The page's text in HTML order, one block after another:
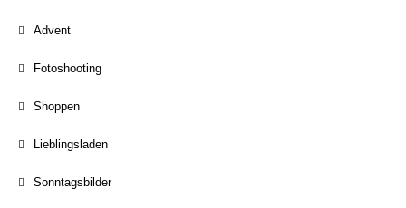
Advent
Fotoshooting
Shoppen
Lieblingsladen
Sonntagsbilder